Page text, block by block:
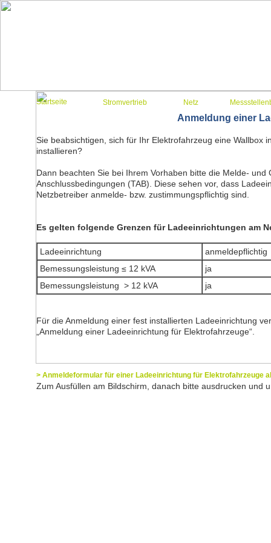
Stromvertrieb Netz
Startseite
Anmeldung einer
Sie beabsichtigen, sich für Ihr Elektrofahrzeug eine Wallbox
installieren?
Dann beachten Sie bei Ihrem Vorhaben bitte die Melde-
Anschlussbedingungen (TAB). Diese sehen vor, dass
Netzbetreiber anmelde- bzw. zustimmungspflichtig sind.
Es gelten folgende Grenzen für Ladeeinrichtungen am
Ladeeinrichtung
anmeldepflichtig
Bemessungsleistung ≤ 12 kVA
ja
Bemessungsleistung > 12 kVA
ja
Für die Anmeldung einer fest installierten Ladeeinrichtung
„Anmeldung einer Ladeeinrichtung für Elektrofahrzeuge“.
> Anmeldeformular für einer Ladeeinrichtung für Elektrofahrzeuge
Zum Ausfüllen am Bildschirm, danach bitte ausdrucken und